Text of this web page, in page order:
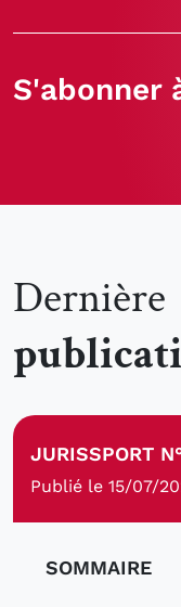
S'abonner
Dernière
JURISSPORT
Publié le 15/07/
SOMMAIRE